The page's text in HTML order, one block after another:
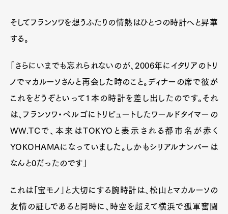
そしてフランソワを想うふたりの情熱はひとつの時計へと昇華
する。
「さらにいまでも忘れられないのが、2006年にイタリアのトリ
ノでマカルーソさんと再会した時のこと。ディナーの席で彼が
これをどうぞといって1本の時計を差し出したのです。それ
は、フランソワ・ペルゴにトリビュートしたワールドタイマーの
WW.TCで、本来はTOKYOと表示される都市名が赤く
YOKOHAMAになっていました。しかもシリアルナンバーは
なんと0だったのです」
これは「宝モノ」と大切にする腕時計は、松山とマカルーソの
友情の証しであると同時に、時空を超えて横浜で孤軍奮闘